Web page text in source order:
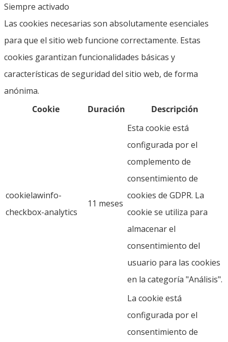
Siempre activado
Las cookies necesarias son absolutamente esenciales
para que el sitio web funcione correctamente. Estas
cookies garantizan funcionalidades básicas y
características de seguridad del sitio web, de forma
anónima.
Cookie
Duración Descripción
cookielawinfo-
checkbox-analytics
11 meses
Esta cookie está
configurada por el
complemento de
consentimiento de
cookies de GDPR. La
cookie se utiliza para
almacenar el
consentimiento del
usuario para las cookies
en la categoría "Análisis".
La cookie está
configurada por el
consentimiento de